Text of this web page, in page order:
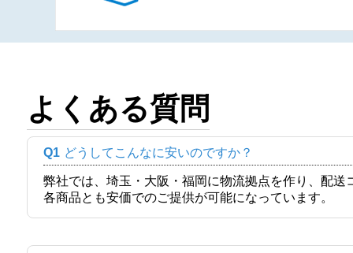
よくある質問
Q1 どうしてこんなに安いのですか？
弊社では、埼玉・大阪・福岡に物流拠点を作り、配
各商品とも安価でのご提供が可能になっています。